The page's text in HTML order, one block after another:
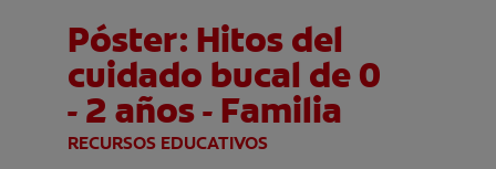
Póster: Hitos del
cuidado bucal de 0
- 2 años - Familia
RECURSOS EDUCATIVOS